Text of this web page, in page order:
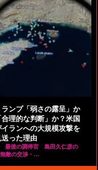
ランプ「弱さの露呈」か
合理的な判断」か？米国
イランへの大規模攻撃を
送った理由
最後の調停官 島田久仁彦の
無敵の交渉・…